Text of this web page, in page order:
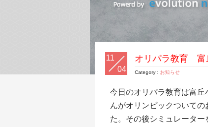
11
04
オリパラ教育 富
Category : お知らせ
今日のオリパラ教育は富
んがオリンピックついて
た。その後シミュレータ